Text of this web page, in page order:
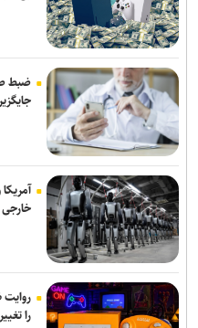
فایننشال‌تایمز: توافق احتمالی
نمی‌کند
انفجار در سوریه/ پهپادها در
شبکه اول روسیه: اربعین یکی از
ضبط
روایت
را